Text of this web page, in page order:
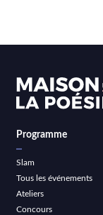
Programme
Slam
Tous les événements
Ateliers
Concours